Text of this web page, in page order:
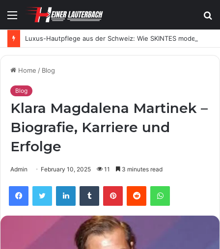
Menu
Home / Blog
Blog
Klara Magdalena Martinek –
Biografie, Karriere und
Erfolge
Admin February 10, 2025 11 3 minutes read
FacebookTwitter LinkedInTumblr PinterestReddit WhatsApp